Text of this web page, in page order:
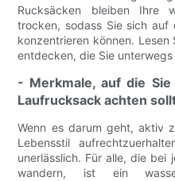
Rucksäcken bleiben Ihre
trocken, sodass Sie sich auf
konzentrieren können.
entdecken, die Sie
- Merkmale, auf die
Laufrucksack achten
Wenn es darum geht, aktiv
Lebensstil
unerlässlich. Für alle, die bei
wandern, ist ein